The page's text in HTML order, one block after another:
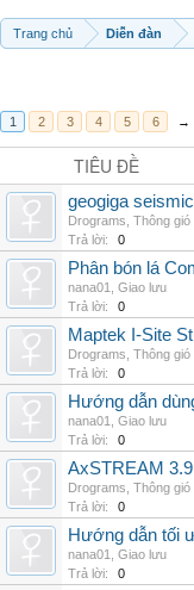
Trang chủ Diễn đàn
1 2 3 4 5 6 →
TIÊU ĐỀ
geogiga
Drograms Thông
Trả lời:
0
Phân bón lá
nana01
Giao lưu
Trả lời:
0
Maptek I-Site
Drograms Thông
Trả lời:
0
Hướng dẫn
nana01
Giao lưu
Trả lời:
0
AxSTREAM
Drograms Thông
Trả lời:
0
Hướng dẫn tối
nana01
Giao lưu
Trả lời:
0